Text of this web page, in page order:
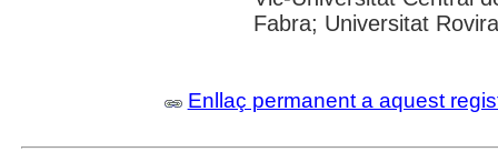
Fabra; Universitat
Enllaç permanent a aquest